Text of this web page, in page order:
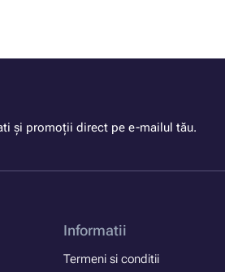
și promoții direct pe e-mailul tău.
Informatii
Termeni si conditii